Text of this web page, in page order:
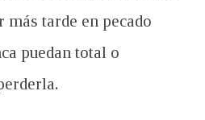
más tarde en pecado
puedan total o